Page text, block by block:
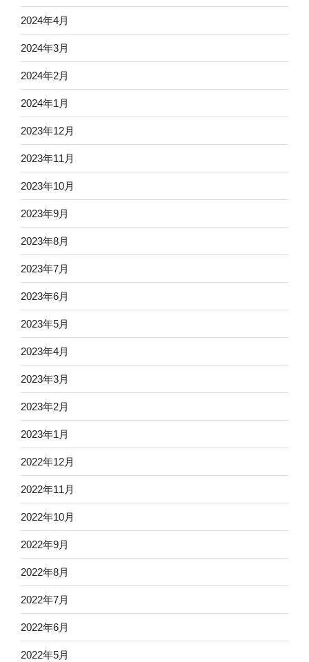
2024年4月
2024年3月
2024年2月
2024年1月
2023年12月
2023年11月
2023年10月
2023年9月
2023年8月
2023年7月
2023年6月
2023年5月
2023年4月
2023年3月
2023年2月
2023年1月
2022年12月
2022年11月
2022年10月
2022年9月
2022年8月
2022年7月
2022年6月
2022年5月